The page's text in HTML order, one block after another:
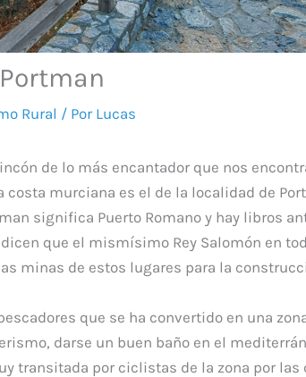
Rural / Por Lucas
de lo más encantador que nos
costa murciana es el de la localidad de
significa Puerto Romano y hay libros
que el mismísimo Rey Salomón en
minas de estos lugares para la
que se ha convertido en una
darse un buen baño en el
transitada por ciclistas de la zona por las